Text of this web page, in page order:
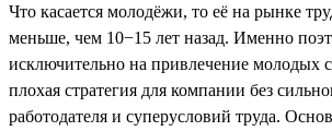
Что касается молодёжи, то её на рынке
меньше, чем 10−15 лет назад. Именно
исключительно на привлечение молодых
плохая стратегия для компании без
работодателя и суперусловий труда.